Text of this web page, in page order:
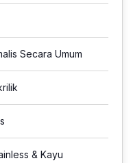
Secara Umum
& Kayu